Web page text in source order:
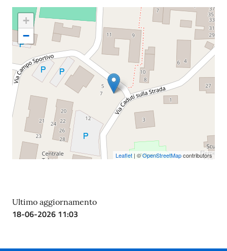
Strutture e
territorio
Focus e
approfondimenti
Studiare a
Piacenza
Costruiamo
Salute
+
−
Leaflet | ©OpenStreetMapcontributors
Ultimo aggiornamento
18-06-2026 11:03